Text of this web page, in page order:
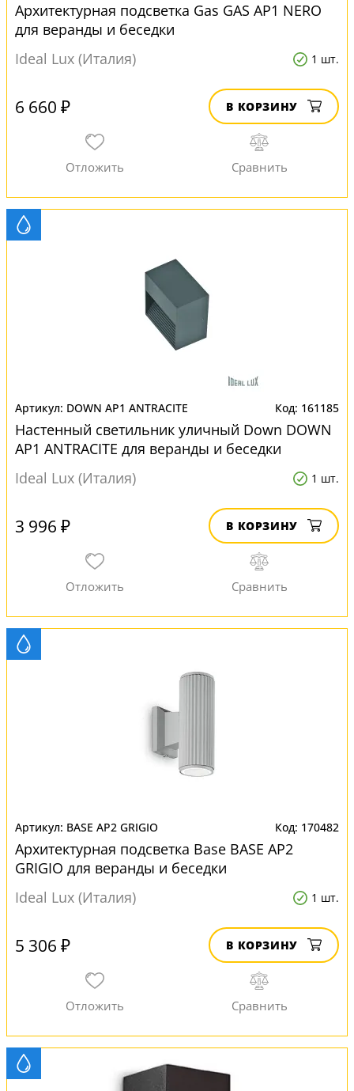
Архитектурная подсветка Gas GAS AP1 NERO
для веранды и беседки
Ideal Lux (Италия)
1 шт.
6 660 ₽ В КОРЗИНУ
DOWN AP1 ANTRACITE 161185
Настенный светильник уличный Down DOWN
AP1 ANTRACITE для веранды и беседки
Ideal Lux (Италия)
1 шт.
3 996 ₽ В КОРЗИНУ
BASE AP2 GRIGIO 170482
Архитектурная подсветка Base BASE AP2
GRIGIO для веранды и беседки
Ideal Lux (Италия)
1 шт.
5 306 ₽ В КОРЗИНУ